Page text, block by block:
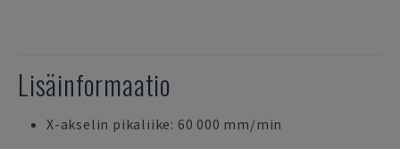
Lisäinformaatio
X-akselin pikaliike: 60 000 mm/min